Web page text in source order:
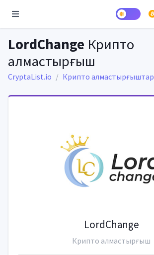
LordChange Крипто
алмастырғыш
CryptaList.io Крипто алмастырғыштар
LordChange
Крипто алмастырғыш